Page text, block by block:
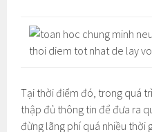
Tại thời điểm đó, trong quá
thập đủ thông tin để đưa ra
đừng lãng phí quá nhiều thời